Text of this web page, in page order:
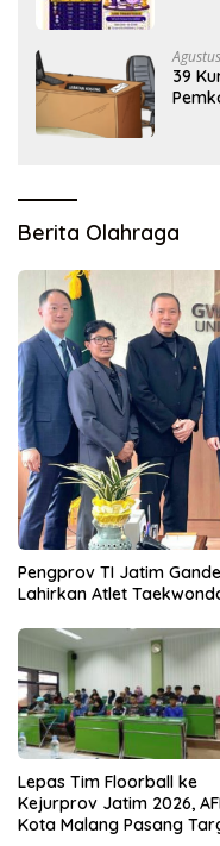
39
Berita Olahraga
Pengprov TI Jatim
Lahirkan Atlet
Lepas Tim Floorball ke
Kejurprov Jatim 2026,
Kota Malang Pasang